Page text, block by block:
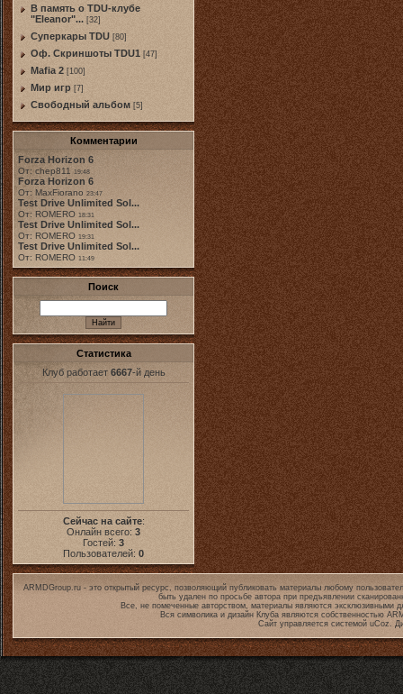
В память о TDU-клубе
"Eleanor"... [32]
Суперкары TDU [80]
Оф. Скриншоты TDU1 [47]
Mafia 2 [100]
Мир игр [7]
Свободный альбом [5]
Комментарии
Forza Horizon 6
От: chep811 19:48
Forza Horizon 6
От: MaxFiorano 23:47
Test Drive Unlimited Sol...
От: ROMERO 18:31
Test Drive Unlimited Sol...
От: ROMERO 19:31
Test Drive Unlimited Sol...
От: ROMERO 11:49
Поиск
Статистика
Клуб работает 6667-й день
Сейчас на сайте:
Онлайн всего: 3
Гостей: 3
Пользователей: 0
ARMDGroup.ru - это открытый ресурс, позволяющий публиковать материалы любому
быть удален по просьбе автора при предъявлении
Все, не помеченные авторством, материалы являются эксклюзивными
Вся символика и дизайн Клуба являются собственностью
Сайт управляется системой uCoz.